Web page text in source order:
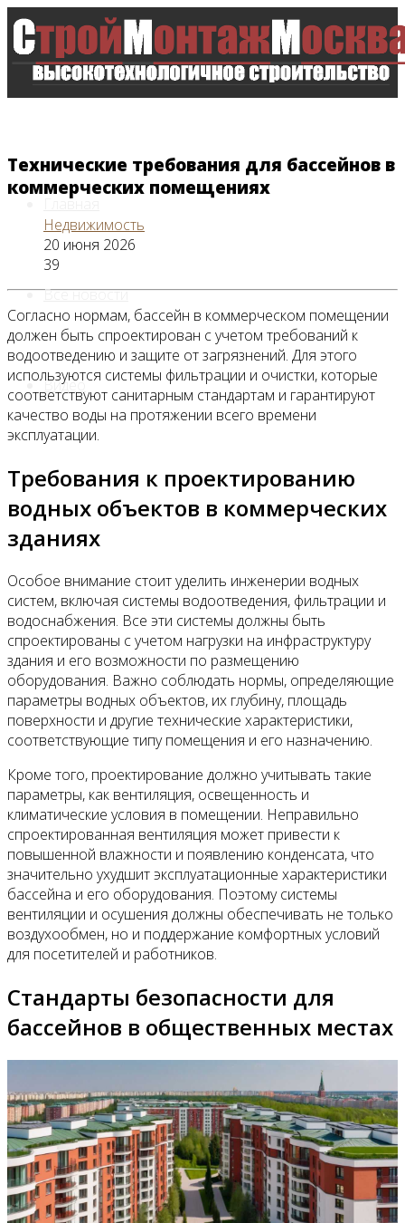
Главная
Все новости
Видео
Технические требования для бассейнов в
коммерческих помещениях
Недвижимость
20 июня 2026
39
Согласно нормам, бассейн в коммерческом помещении
должен быть спроектирован с учетом требований к
водоотведению и защите от загрязнений. Для этого
используются системы фильтрации и очистки, которые
соответствуют санитарным стандартам и гарантируют
качество воды на протяжении всего времени
эксплуатации.
Требования к проектированию
водных объектов в коммерческих
зданиях
Особое внимание стоит уделить инженерии водных
систем, включая системы водоотведения, фильтрации и
водоснабжения. Все эти системы должны быть
спроектированы с учетом нагрузки на инфраструктуру
здания и его возможности по размещению
оборудования. Важно соблюдать нормы, определяющие
параметры водных объектов, их глубину, площадь
поверхности и другие технические характеристики,
соответствующие типу помещения и его назначению.
Кроме того, проектирование должно учитывать такие
параметры, как вентиляция, освещенность и
климатические условия в помещении. Неправильно
спроектированная вентиляция может привести к
повышенной влажности и появлению конденсата, что
значительно ухудшит эксплуатационные характеристики
бассейна и его оборудования. Поэтому системы
вентиляции и осушения должны обеспечивать не только
воздухообмен, но и поддержание комфортных условий
для посетителей и работников.
Стандарты безопасности для
бассейнов в общественных местах